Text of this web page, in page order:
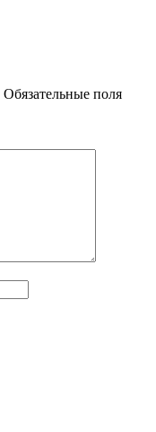
Обязательные поля